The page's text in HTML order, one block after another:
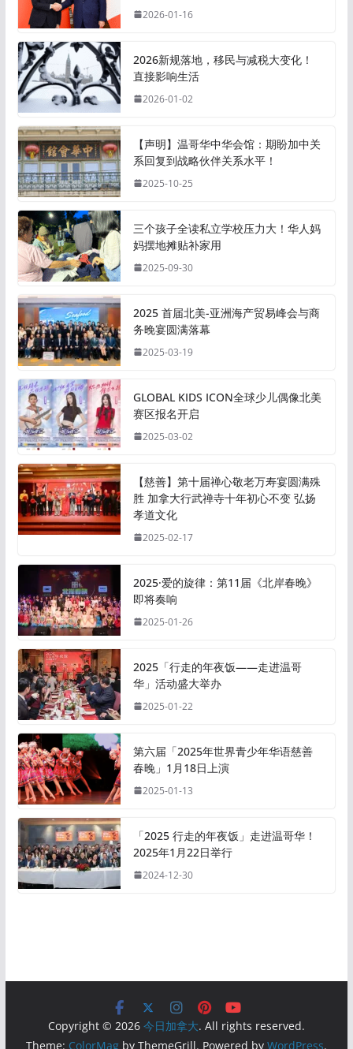
2026-01-16
2026新规落地，移民与减税大变化！
直接影响生活
2026-01-02
【声明】温哥华中华会馆：期盼加中关
系回复到战略伙伴关系水平！
2025-10-25
三个孩子全读私立学校压力大！华人妈
妈摆地摊贴补家用
2025-09-30
2025 首届北美-亚洲海产贸易峰会与商
务晚宴圆满落幕
2025-03-19
GLOBAL KIDS ICON全球少儿偶像北美
赛区报名开启
2025-03-02
【慈善】第十届禅心敬老万寿宴圆满殊
胜 加拿大行武禅寺十年初心不变 弘扬
孝道文化
2025-02-17
2025·爱的旋律：第11届《北岸春晚》
即将奏响
2025-01-26
2025「行走的年夜饭——走进温哥
华」活动盛大举办
2025-01-22
第六届「2025年世界青少年华语慈善
春晚」1月18日上演
2025-01-13
「2025 行走的年夜饭」走进温哥华！
2025年1月22日举行
2024-12-30
Copyright © 2026 今日加拿大. All rights reserved.
Theme: ColorMagby ThemeGrill. Powered by WordPress.